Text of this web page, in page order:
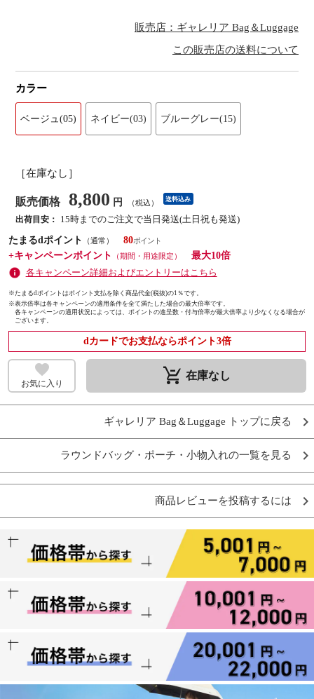
販売店：ギャレリア Bag＆Luggage
この販売店の送料について
カラー
ベージュ(05) ネイビー(03) ブルーグレー(15)
［在庫なし］
販売価格 8,800 円 （税込） 送料込み
出荷目安：
15時までのご注文で当日発送(土日祝も発送)
たまるdポイント
（通常）
80
+キャンペーンポイント
（期間・用途限定）
最大10倍
各キャンペーン詳細およびエントリーはこちら
※たまるdポイントはポイント支払を除く商品代金(税抜)の1％です。
※表示倍率は各キャンペーンの適用条件を全て満たした場合の最大倍率です。
各キャンペーンの適用状況によっては、ポイントの進呈数・付与倍率が最大倍率より少なくなる場合が
ございます。
dカードでお支払ならポイント3倍
お気に入り remove_shopping_cart 在庫なし
ギャレリア Bag＆Luggage トップに戻る
ラウンドバッグ・ポーチ・小物入れの一覧を見る
商品レビューを投稿するには